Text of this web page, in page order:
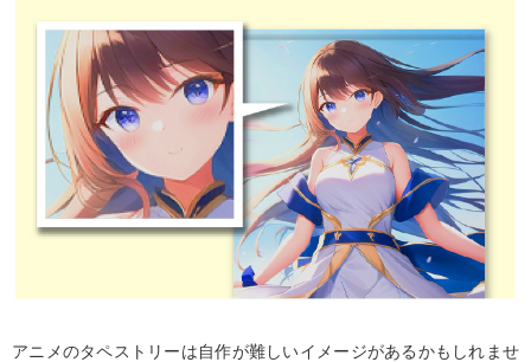
アニメのタペストリーは自作が難しいイメージがあるかもしれませ